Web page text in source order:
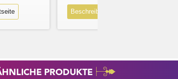
Beschreibung
PRODUKTE